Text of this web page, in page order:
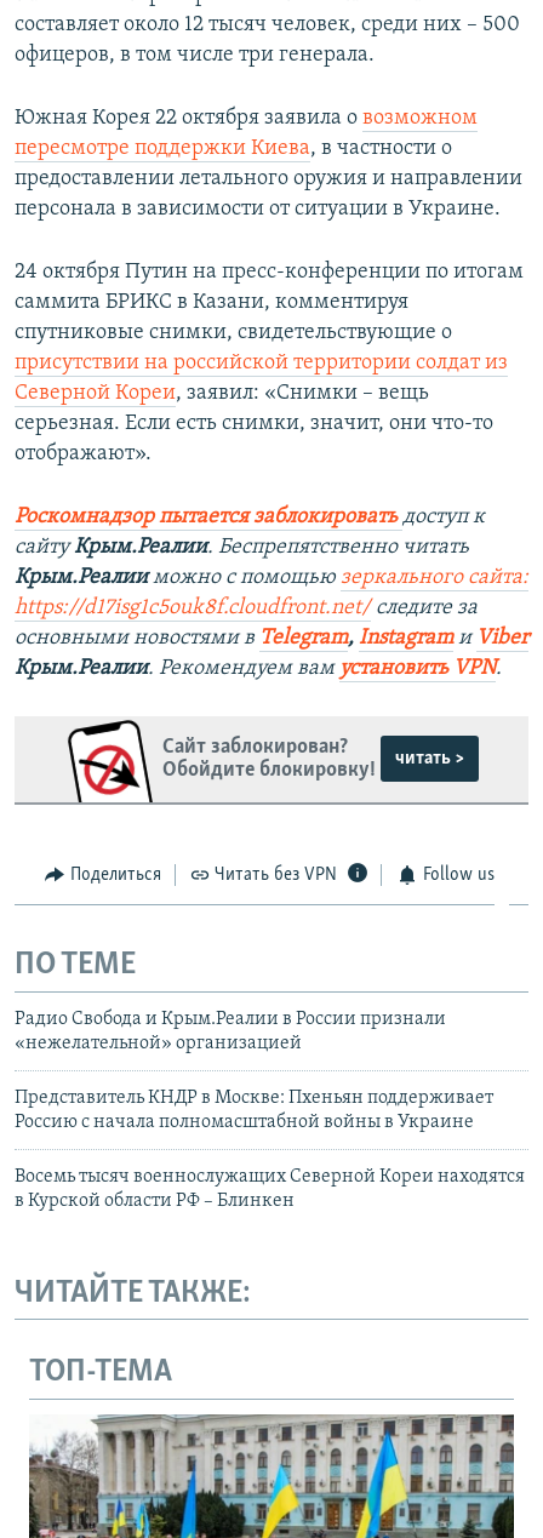
составляет около 12 тысяч человек, среди них – 500
офицеров, в том числе три генерала.
Южная Корея 22 октября заявила о возможном
пересмотре поддержки Киева, в частности о
предоставлении летального оружия и направлении
персонала в зависимости от ситуации в Украине.
24 октября Путин на пресс-конференции по итогам
саммита БРИКС в Казани, комментируя
спутниковые снимки, свидетельствующие о
присутствии на российской территории солдат из
Северной Кореи, заявил: «Снимки – вещь
серьезная. Если есть снимки, значит, они что-то
отображают».
Роскомнадзор пытается заблокировать доступ к
сайтуКрым.Реалии. Беспрепятственно читать
Крым.Реалииможно с помощью зеркального сайта:
https://d17isg1c5ouk8f.cloudfront.net/ следите за
основными новостями в Telegram, Instagramи Viber
Крым.Реалии. Рекомендуем вам установить VPN.
Сайт заблокирован?
Обойдите блокировку!
читать >
Поделиться Читать без VPN Follow us
ПО ТЕМЕ
Радио Свобода и Крым.Реалии в России признали
«нежелательной» организацией
Представитель КНДР в Москве: Пхеньян поддерживает
Россию с начала полномасштабной войны в Украине
Восемь тысяч военнослужащих Северной Кореи находятся
в Курской области РФ – Блинкен
ЧИТАЙТЕ ТАКЖЕ:
ТОП-ТЕМА